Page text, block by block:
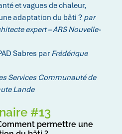
et vagues de chaleur,
adaptation du bâti ? par
expert – ARS Nouvelle-
Sabres par Frédérique
Services Communauté de
Lande
#13
permettre une